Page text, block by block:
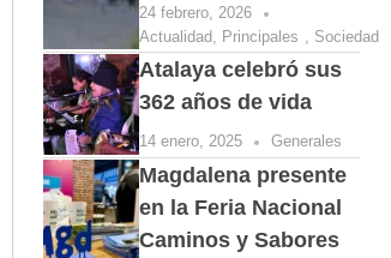
24 febrero, 2026
Actualidad, Principales , Sociedad
Atalaya celebró sus
362 años de vida
14 enero, 2025 Generales
Magdalena presente
en la Feria Nacional
Caminos y Sabores